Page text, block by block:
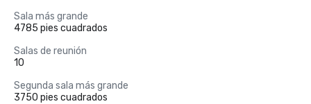
Sala más grande
4785 pies cuadrados
Salas de reunión
10
Segunda sala más grande
3750 pies cuadrados